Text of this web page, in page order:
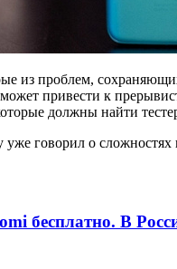
из проблем,
привести к
должны найти
говорил о сложностях
бесплатно. В